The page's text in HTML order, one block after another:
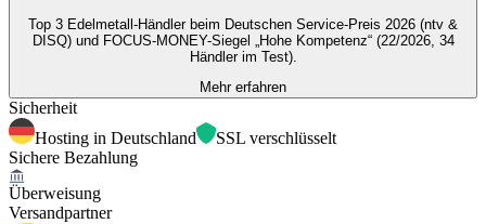
Top 3 Edelmetall-Händler beim Deutschen Service-Preis 2026 (ntv &
DISQ) und FOCUS-MONEY-Siegel „Hohe Kompetenz“ (22/2026, 34
Händler im Test).
Mehr erfahren
Sicherheit
Hosting in Deutschland
SSL verschlüsselt
Sichere Bezahlung
Überweisung
Versandpartner